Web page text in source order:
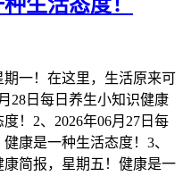
期一！在这里，生活原来可
28日每日养生小知识健康
！2、2026年06月27日每
康是一种生活态度！3、
康简报，星期五！健康是一